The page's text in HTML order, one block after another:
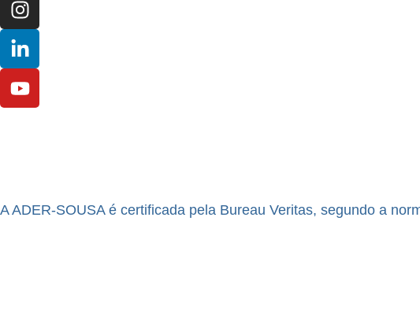
A ADER-SOUSA é certificada pela Bureau Veritas, segundo a